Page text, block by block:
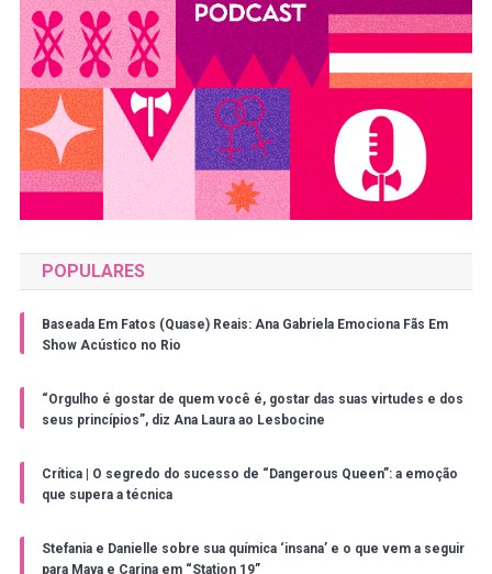
POPULARES
Baseada Em Fatos (Quase) Reais: Ana Gabriela Emociona Fãs Em
Show Acústico no Rio
“Orgulho é gostar de quem você é, gostar das suas virtudes e dos
seus princípios”, diz Ana Laura ao Lesbocine
Crítica | O segredo do sucesso de “Dangerous Queen”: a emoção
que supera a técnica
Stefania e Danielle sobre sua química ‘insana’ e o que vem a seguir
para Maya e Carina em “Station 19”